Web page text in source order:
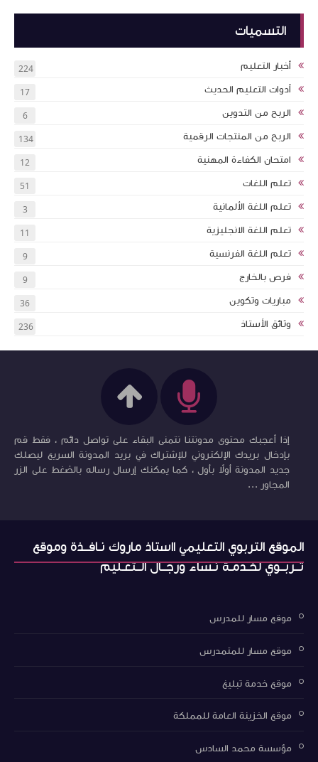
التسميات
أخبار التعليم 224
أدوات التعليم الحديث 17
الربح من التدوين 6
الربح من المنتجات الرقمية 134
امتحان الكفاءة المهنية 12
تعلم اللغات 51
تعلم اللغة الألمانية 3
تعلم اللغة الانجليزية 11
تعلم اللغة الفرنسية 9
فرص بالخارج 9
مباريات وتكوين 36
وثائق الأستاذ 236
إذا أعجبك محتوى مدونتنا نتمنى البقاء على تواصل دائم ، فقط قم
بإدخال بريدك الإلكتروني للإشتراك في بريد المدونة السريع ليصلك
جديد المدونة أولاً بأول ، كما يمكنك إرسال رساله بالضغط على الزر
المجاور ...
الموقع التربوي التعليمي ااستاذ ماروك نـافــذة وموقع
تــربــوي لخـدمـة نـساء ورجــال الــتعـليم
موقع مسار للمدرس
موقع مسار للمتمدرس
موقع خدمة تبليغ
موقع الخزينة العامة للمملكة
مؤسسة محمد السادس